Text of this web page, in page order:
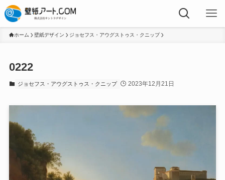
ホーム 壁紙デザイン ジョセフス・アウグストゥス・クニップ
0222
ジョセフス・アウグストゥス・クニップ 2023年12月21日